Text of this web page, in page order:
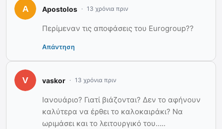
Apostolos 13 χρόνια πριν
Περίμεναν τις αποφάσεις του Eurogroup??
Απάντηση
vaskor 13 χρόνια πριν
Ιανουάριο? Γιατί βιάζονται? Δεν το αφήνουν
καλύτερα να έρθει το καλοκαιράκι? Να
ωριμάσει και το λειτουργικό του…..